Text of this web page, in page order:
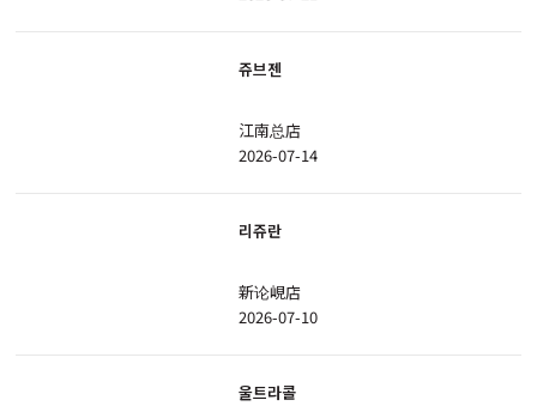
쥬브젠
江南总店
2026-07-14
리쥬란
新论峴店
2026-07-10
울트라콜